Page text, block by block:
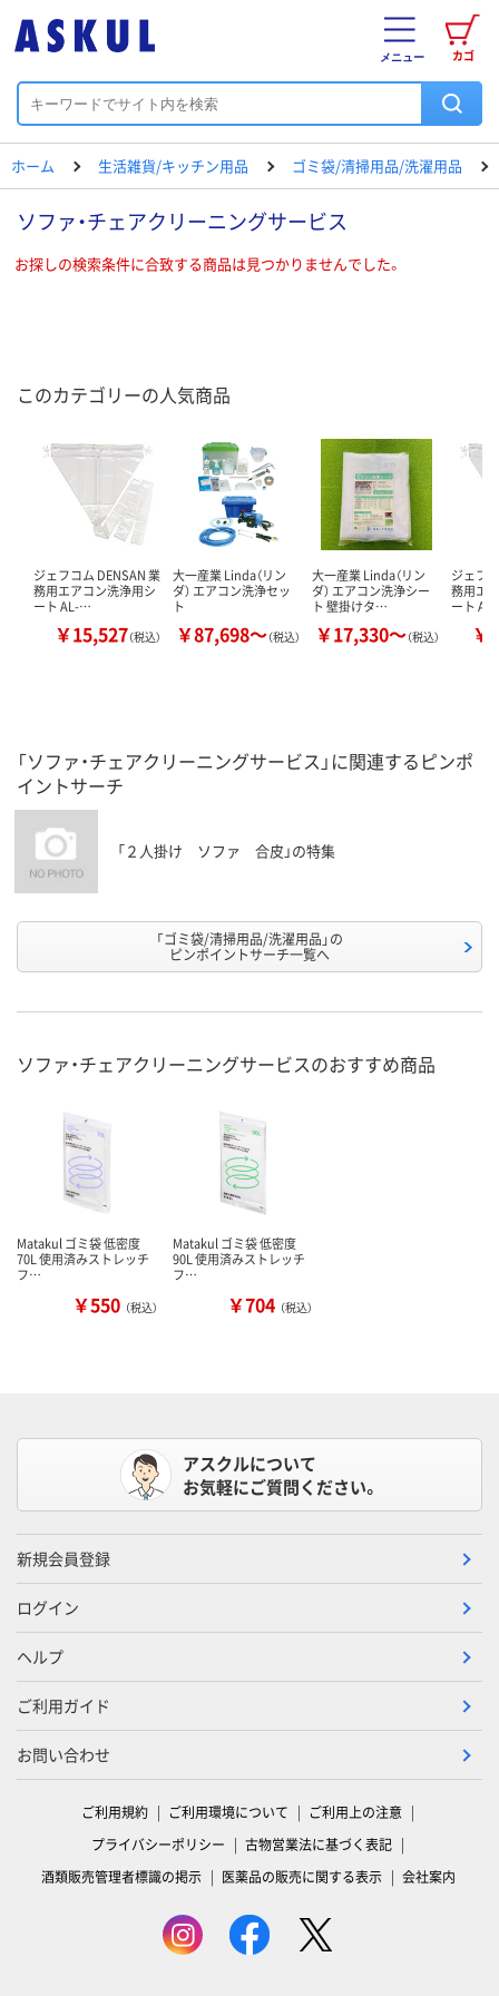
カゴ
メニュー
ホーム 生活雑貨/キッチン用品 ゴミ袋/清掃用品/洗濯用品
ソファ・チェアクリーニングサービス
お探しの検索条件に合致する商品は見つかりませんでした。
このカテゴリーの人気商品
ジェフコム DENSAN 業
務用エアコン洗浄用シ
ート AL-…
￥15,527（税込）
大一産業 Linda（リン
ダ） エアコン洗浄セッ
ト
￥87,698～（税込）
大一産業 Linda（リン
ダ） エアコン洗浄シー
ト 壁掛けタ…
￥17,330～（税込）
ジェフ
務用エ
ート
￥
「ソファ・チェアクリーニングサービス」に関連するピンポ
イントサーチ
「２人掛け ソファ 合皮」の特集
「ゴミ袋/清掃用品/洗濯用品」の
ピンポイントサーチ一覧へ
ソファ・チェアクリーニングサービスのおすすめ商品
Matakul ゴミ袋 低密度
70L 使用済みストレッチ
フ…
￥550 （税込）
Matakul ゴミ袋 低密度
90L 使用済みストレッチ
フ…
￥704 （税込）
アスクルについて
お気軽にご質問ください。
新規会員登録
ログイン
ヘルプ
ご利用ガイド
お問い合わせ
ご利用規約 ご利用環境について
ご利用上の注意
プライバシーポリシー
古物営業法に基づく表記
酒類販売管理者標識の掲示
医薬品の販売に関する表示 会社案内